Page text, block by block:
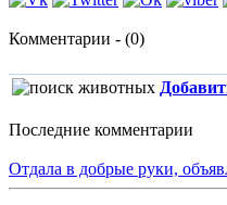
Комментарии - (0)
Последние комментарии
Отдала в добрые руки,